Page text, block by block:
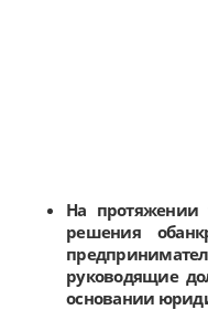
На протяжении
решения
руководящие
основании